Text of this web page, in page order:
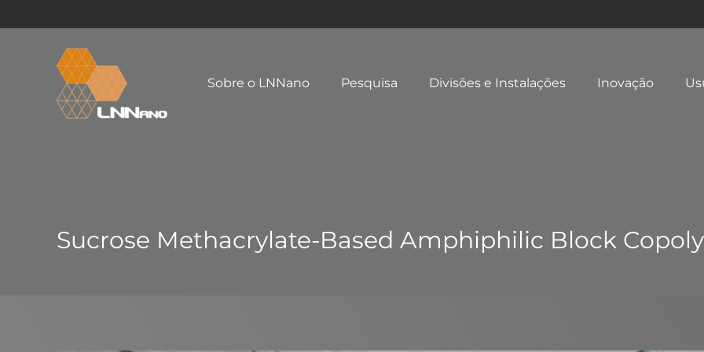
Sobre o LNNano Pesquisa Divisões e Instalações Inovação
Sucrose Methacrylate-Based Amphiphilic Block